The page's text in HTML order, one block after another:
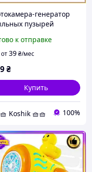
генератор
пузырей
camera на 3
AA от 3 лет
к отправке
от39₴/мес
₴
Купить
Koshik 🧺🧺 100%